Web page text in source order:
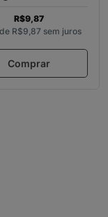
R$9,87
R$9,87 sem juros
Comprar